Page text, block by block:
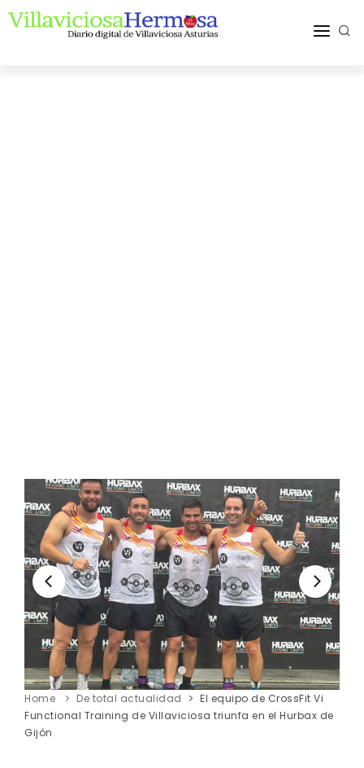
Home De total actualidad
El equipo de CrossFit Vi
Functional Training de Villaviciosa triunfa en el Hurbax de
Gijón